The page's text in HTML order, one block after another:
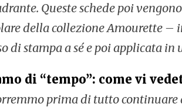
Queste schede poi
della collezione Amourette
di stampa a sé e poi applicata
di “tempo”: come vi
prima di tutto continuare